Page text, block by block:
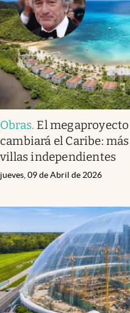
Obras. El
cambiará el Caribe:
villas independientes
jueves, 09 de Abril de 2026